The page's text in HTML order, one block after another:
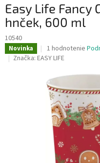
Easy Life Fancy
hnček, 600 ml
10540
Novinka
Priemerné
hodnotenie
5,0
z
hviezdičiek.
1 hodnotenie
Značka: EASY LIFE